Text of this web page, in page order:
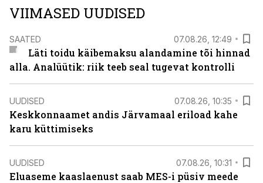
VIIMASED UUDISED
SAATED 07.08.26, 12:49
Läti toidu käibemaksu alandamine tõi hinnad
alla. Analüütik: riik teeb seal tugevat kontrolli
UUDISED 07.08.26, 10:35
Keskkonnaamet andis Järvamaal eriload kahe
karu küttimiseks
UUDISED 07.08.26, 10:31
Eluaseme kaaslaenust saab MES-i püsiv meede